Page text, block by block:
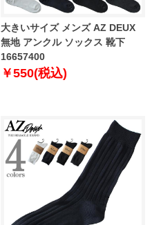
大きいサイズ メンズ AZ DEUX
無地 アンクル ソックス 靴下
16657400
￥550(税込)